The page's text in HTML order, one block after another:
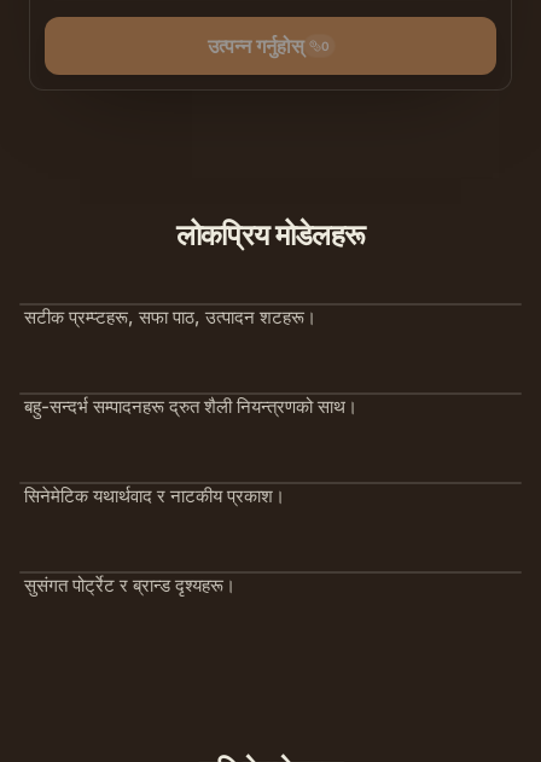
उत्पन्न गर्नुहोस् 0
लोकप्रिय मोडेलहरू
सटीक प्रम्प्टहरू, सफा पाठ, उत्पादन शटहरू।
बहु-सन्दर्भ सम्पादनहरू द्रुत शैली नियन्त्रणको साथ।
सिनेमेटिक यथार्थवाद र नाटकीय प्रकाश।
सुसंगत पोर्ट्रेट र ब्रान्ड दृश्यहरू।